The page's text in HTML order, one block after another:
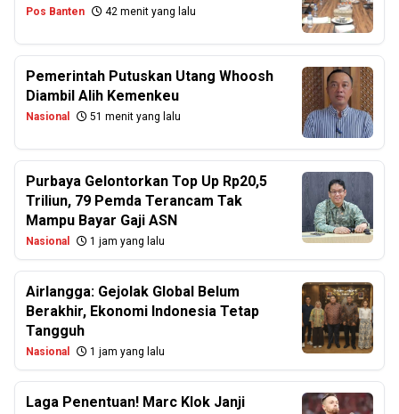
Pos Banten 42 menit yang lalu
Pemerintah Putuskan Utang Whoosh
Diambil Alih Kemenkeu
Nasional 51 menit yang lalu
Purbaya Gelontorkan Top Up Rp20,5
Triliun, 79 Pemda Terancam Tak
Mampu Bayar Gaji ASN
Nasional 1 jam yang lalu
Airlangga: Gejolak Global Belum
Berakhir, Ekonomi Indonesia Tetap
Tangguh
Nasional 1 jam yang lalu
Laga Penentuan! Marc Klok Janji